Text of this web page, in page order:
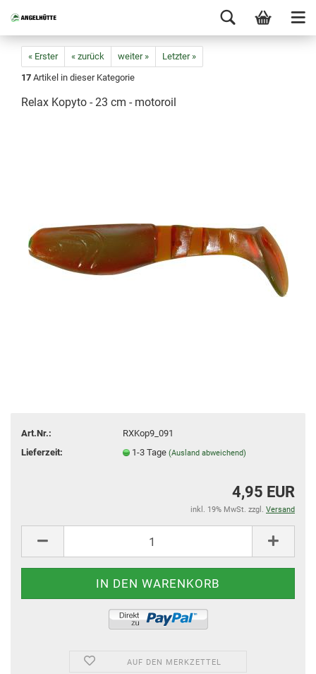
« Erster « zurück weiter »
Letzter »
17 Artikel in dieser Kategorie
Relax Kopyto - 23 cm - motoroil
Art.Nr.:
RXKop9_091
Lieferzeit:
1-3 Tage(Ausland abweichend)
4,95 EUR
inkl. 19% MwSt. zzgl. Versand
AUF DEN MERKZETTEL